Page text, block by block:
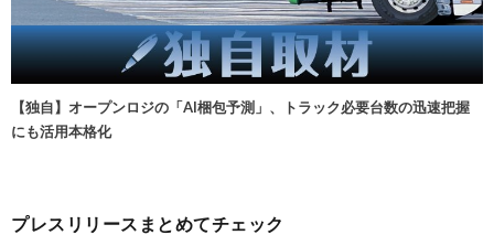
【独自】オープンロジの「AI梱包予測」、トラック必要台数の迅速把握
にも活用本格化
プレスリリースまとめてチェック